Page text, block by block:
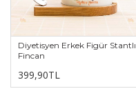
Diyetisyen Erkek Figür Stantlı
Fincan
399,90TL